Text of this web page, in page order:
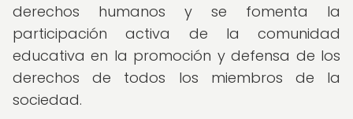
derechos humanos y se fomenta la
participación activa de la comunidad
educativa en la promoción y defensa de los
derechos de todos los miembros de la
sociedad.